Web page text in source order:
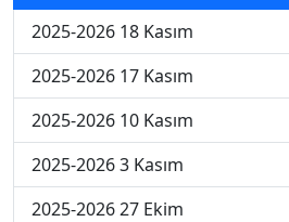
2025-2026 18 Kasım
2025-2026 17 Kasım
2025-2026 10 Kasım
2025-2026 3 Kasım
2025-2026 27 Ekim